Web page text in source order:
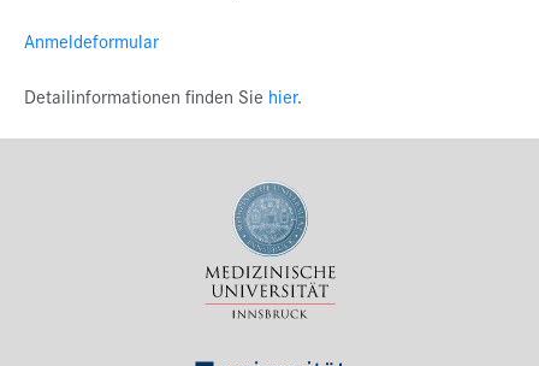
Anmeldeformular
Detailinformationen finden Sie hier.